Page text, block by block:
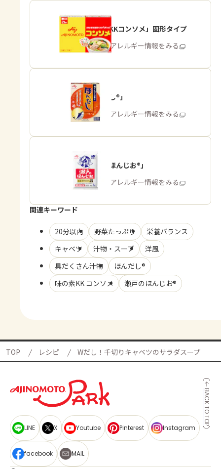
「味の素KKコンソメ」固形タイプ
商品・アレルギー情報をみる
「ほんだし®」
商品・アレルギー情報をみる
「瀬戸のほんじお®」
商品・アレルギー情報をみる
関連キーワード
20分以内 野菜たっぷり
栄養バランス
キャベツ
汁物・スープ
洋風
具だくさん汁物
ほんだし®
味の素KK コンソメ
瀬戸のほんじお®
TOP レシピ Wだし！千切りキャベツのサラダスープ
BACK TO TOP
LINE X Youtube Pinterest Instagram
facebook MAIL